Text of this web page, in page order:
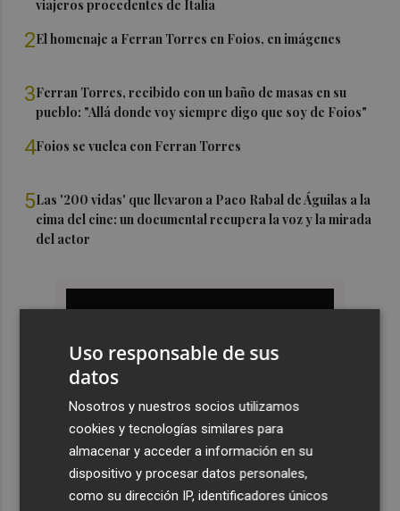
viajeros procedentes de Italia
2El homenaje a Ferran Torres en Foios, en imágenes
3Ferran Torres, recibido con un baño de masas en su
pueblo: "Allá donde voy siempre digo que soy de Foios"
4Foios se vuelca con Ferran Torres
5Las '200 vidas' que llevaron a Paco Rabal de Águilas a la
cima del cine: un documental recupera la voz y la mirada
del actor
Uso responsable de sus
datos
Nosotros y nuestros socios utilizamos
cookies y tecnologías similares para
almacenar y acceder a información en su
dispositivo y procesar datos personales,
como su dirección IP, identificadores únicos